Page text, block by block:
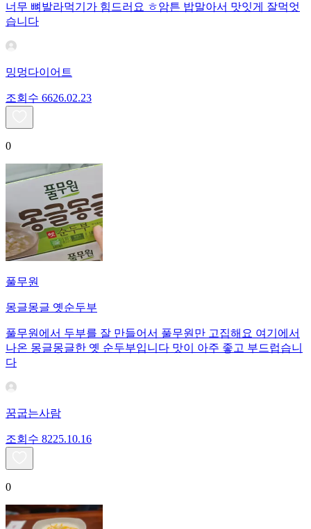
너무 뼈발라먹기가 힘드러요 ㅎ암튼 밥말아서 맛잇게 잘먹엇
습니다
밍멍다이어트
조회수 6626.02.23
0
풀무원
몽글몽글 옛순두부
풀무원에서 두부를 잘 만들어서 풀무원만 고집해요 여기에서
나온 몽글몽글한 옛 순두부입니다 맛이 아주 좋고 부드럽습니
다
꿈굽는사람
조회수 8225.10.16
0